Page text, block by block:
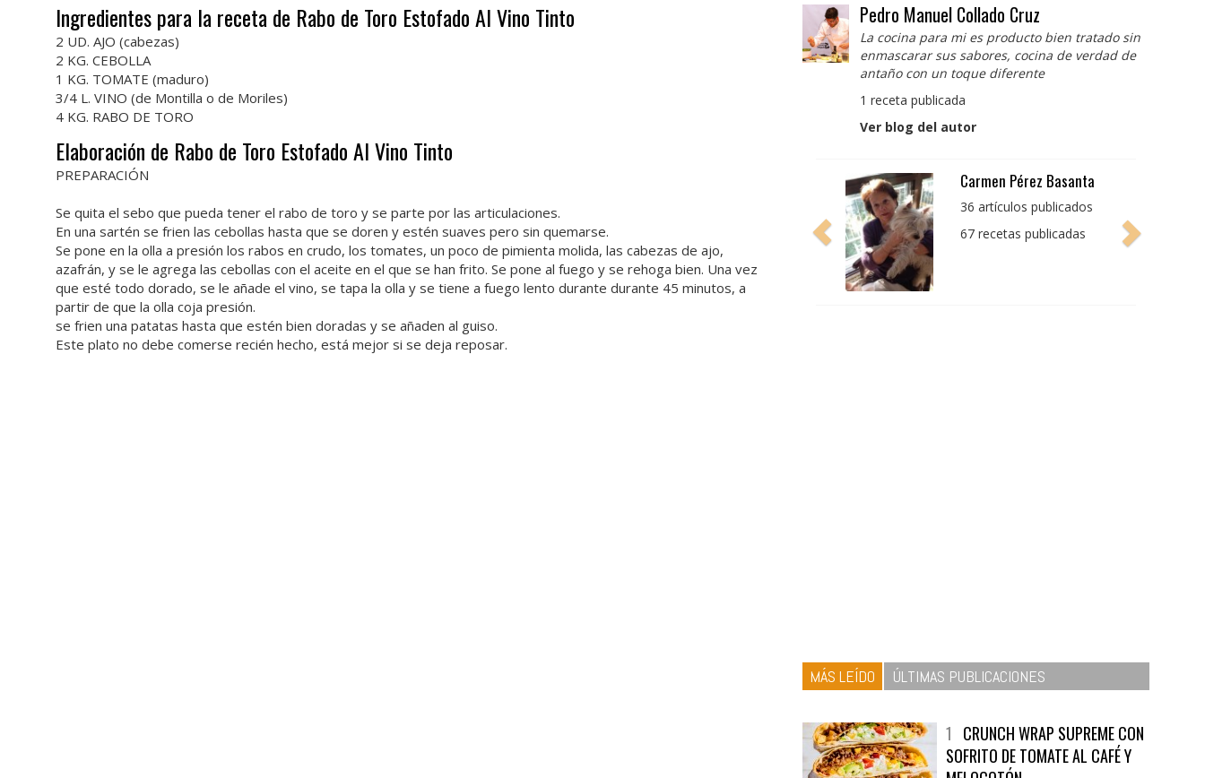
Ingredientes para la receta de Rabo de Toro Estofado Al Vino Tinto
2 UD. AJO (cabezas)
2 KG. CEBOLLA
1 KG. TOMATE (maduro)
3/4 L. VINO (de Montilla o de Moriles)
4 KG. RABO DE TORO
Elaboración de Rabo de Toro Estofado Al Vino Tinto
PREPARACIÓN
Se quita el sebo que pueda tener el rabo de toro y se parte por las articulaciones.
En una sartén se frien las cebollas hasta que se doren y estén suaves pero sin quemarse.
Se pone en la olla a presión los rabos en crudo, los tomates, un poco de pimienta molida, las cabezas de ajo,
azafrán, y se le agrega las cebollas con el aceite en el que se han frito. Se pone al fuego y se rehoga bien. Una vez
que esté todo dorado, se le añade el vino, se tapa la olla y se tiene a fuego lento durante durante 45 minutos, a
partir de que la olla coja presión.
se frien una patatas hasta que estén bien doradas y se añaden al guiso.
Este plato no debe comerse recién hecho, está mejor si se deja reposar.
Pedro Manuel Collado Cruz
La cocina para mi es producto bien tratado sin
enmascarar sus sabores, cocina de verdad de
antaño con un toque diferente
1 receta publicada
Ver blog del autor
Pedro Manuel Collado
Cruz
producto bien tratado
MÁS LEÍDO ÚLTIMAS PUBLICACIONES